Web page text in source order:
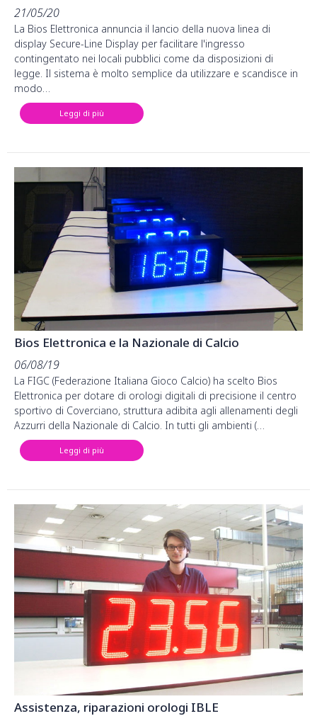
21/05/20
La Bios Elettronica annuncia il lancio della nuova linea di
display Secure-Line Display per facilitare l'ingresso
contingentato nei locali pubblici come da disposizioni di
legge. Il sistema è molto semplice da utilizzare e scandisce in
modo…
Leggi di più
Bios Elettronica e la Nazionale di Calcio
06/08/19
La FIGC (Federazione Italiana Gioco Calcio) ha scelto Bios
Elettronica per dotare di orologi digitali di precisione il centro
sportivo di Coverciano, struttura adibita agli allenamenti degli
Azzurri della Nazionale di Calcio. In tutti gli ambienti (…
Leggi di più
Assistenza, riparazioni orologi IBLE